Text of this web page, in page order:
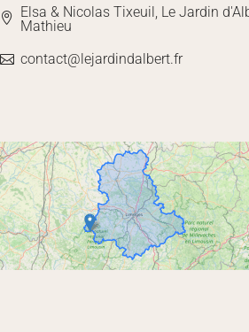
Elsa & Nicolas Tixeuil, Le Jardin
Mathieu
contact@lejardindalbert.fr